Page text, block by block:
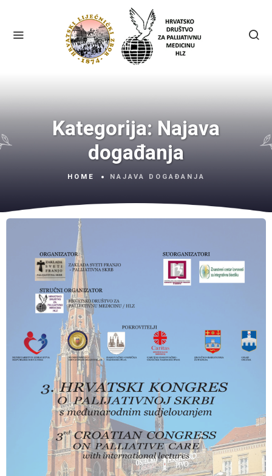
Kategorija:Najava
događanja
HOME NAJAVA DOGAĐANJA